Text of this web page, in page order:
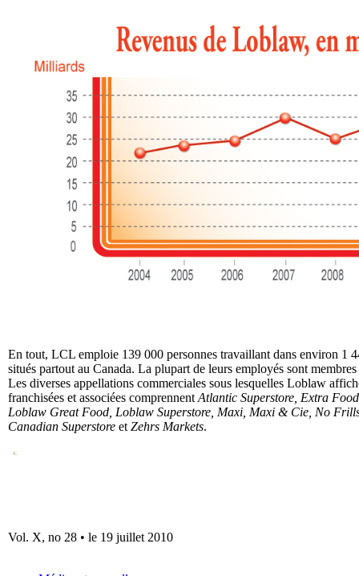
En tout, LCL emploie 139 000 personnes travaillant dans environ 1
situés partout au Canada. La plupart de leurs employés sont
Les diverses appellations commerciales sous lesquelles Loblaw
franchisées et associées comprennent Atlantic Superstore, Extra
Loblaw Great Food, Loblaw Superstore, Maxi, Maxi & Cie, No
Canadian Superstore et Zehrs Markets.
Vol. X, no 28 • le 19 juillet 2010